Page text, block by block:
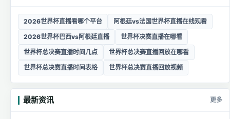
2026世界杯直播看哪个平台
阿根廷vs法国世界杯直播在线观看
2026世界杯巴西vs阿根廷直播
世界杯决赛直播在哪看
世界杯总决赛直播时间几点
世界杯总决赛直播回放在哪看
世界杯总决赛直播时间表格
世界杯总决赛直播回放视频
最新资讯 更多